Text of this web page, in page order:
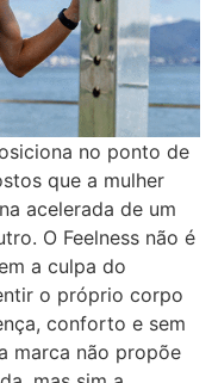
no ponto de
que a mulher
acelerada de um
O Feelness não é
a culpa do
o próprio corpo
conforto e sem
marca não propõe